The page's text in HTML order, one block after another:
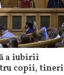
a iubirii
copii, tineri